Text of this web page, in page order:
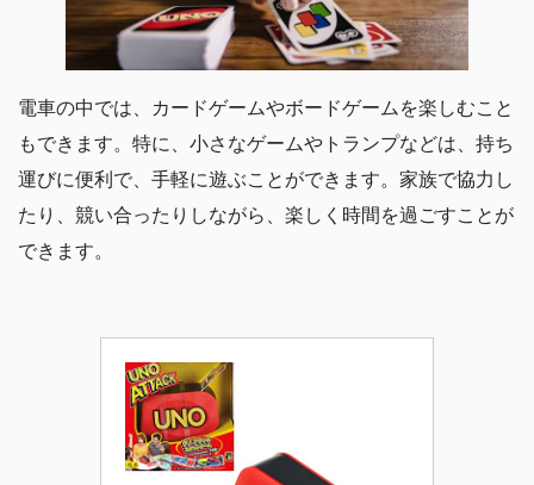
電車の中では、カードゲームやボードゲームを楽しむこと
もできます。特に、小さなゲームやトランプなどは、持ち
運びに便利で、手軽に遊ぶことができます。家族で協力し
たり、競い合ったりしながら、楽しく時間を過ごすことが
できます。